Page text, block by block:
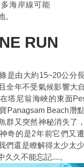
海岸線可能
。
RUN
是由大約15~20公分
全年不受氣候影響大
塔尼翁海峽的東面
Panagsam Beach潛
群又突然神秘消失了
奇的是2年前它們又
們還是瞭解得太少太
久久不能忘記....。